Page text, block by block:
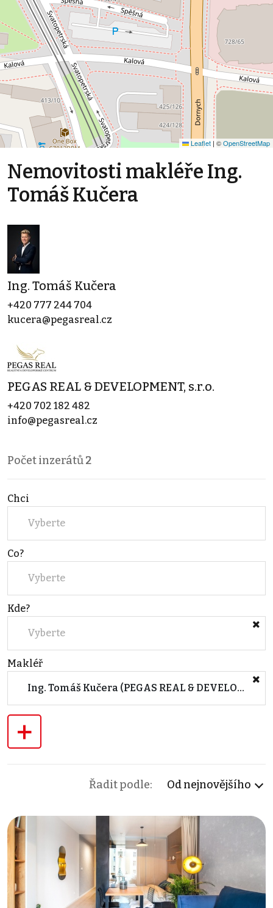
Leaflet | ©OpenStreetMap
Nemovitosti makléře Ing.
Tomáš Kučera
Ing. Tomáš Kučera
+420 777 244 704
kucera@pegasreal.cz
PEGAS REAL & DEVELOPMENT, s.r.o.
+420 702 182 482
info@pegasreal.cz
Počet inzerátů2
Chci
Vyberte
Co?
Vyberte
Kde?
Vyberte
Makléř
Ing. Tomáš Kučera (PEGAS REAL & DEVELOPMENT, s.r.o.)
+
Řadit podle: Od nejnovějšího